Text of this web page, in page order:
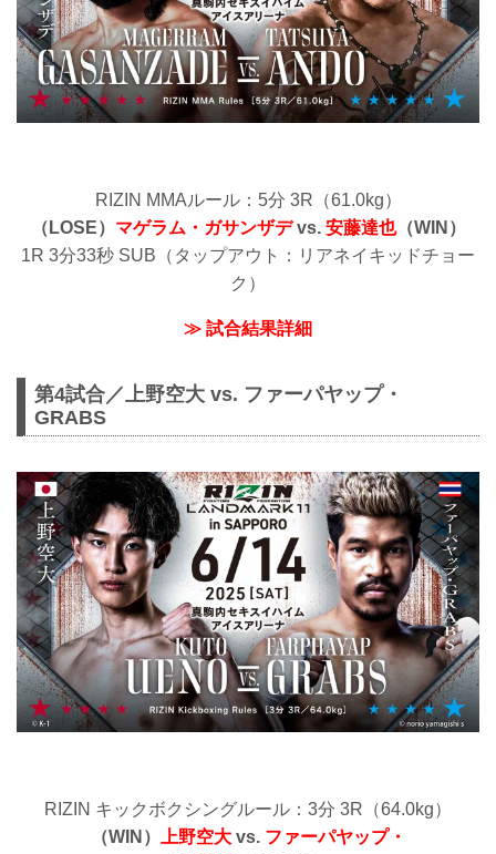
RIZIN MMAルール：5分 3R（61.0kg）
（LOSE） マゲラム・ガサンザデvs. 安藤達也（WIN）
1R 3分33秒 SUB（タップアウト：リアネイキッドチョー
ク）
≫ 試合結果詳細
第4試合／上野空大 vs. ファーパヤップ・
GRABS
RIZIN キックボクシングルール：3分 3R（64.0kg）
（WIN）
上野空大vs. ファーパヤップ・